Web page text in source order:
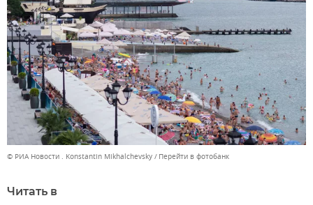
© РИА Новости . Konstantin Mikhalchevsky Перейти в фотобанк
Читать в